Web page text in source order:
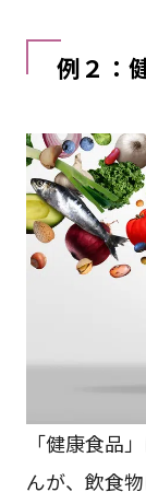
例２：
「健康食品
んが、飲食